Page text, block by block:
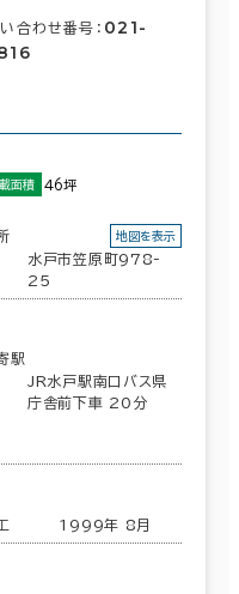
合わせ番号： 021-
面積 46坪
水戸市笠原町978-
25
地図を表示
駅
JR水戸駅南口バス県
庁舎前下車 20分
1999年 8月